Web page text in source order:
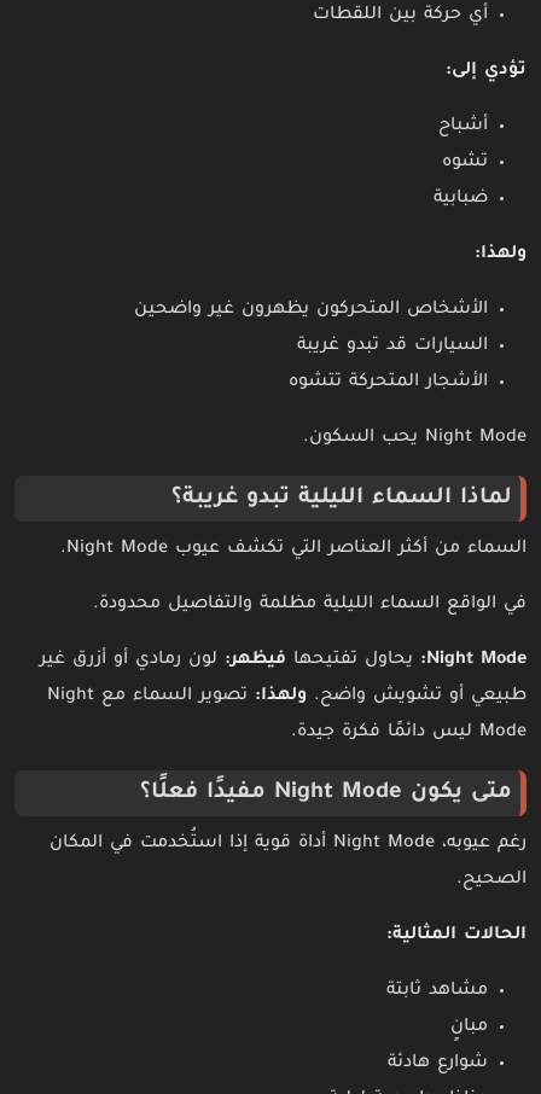
أي حركة بين اللقطات
تؤدي إلى:
أشباح
تشوه
ضبابية
ولهذا:
الأشخاص المتحركون يظهرون غير واضحين
السيارات قد تبدو غريبة
الأشجار المتحركة تتشوه
Night Mode يحب السكون.
لماذا السماء الليلية تبدو غريبة؟
السماء من أكثر العناصر التي تكشف عيوب Night Mode.
في الواقع السماء الليلية مظلمة والتفاصيل محدودة.
Night Mode: يحاول تفتيحها فيظهر: لون رمادي أو أزرق غير
طبيعي أو تشويش واضح. ولهذا:
تصوير السماء مع Night
Mode ليس دائمًا فكرة جيدة.
متى يكون Night Mode مفيدًا فعلًا؟
رغم عيوبه، Night Mode أداة قوية إذا استُخدمت في المكان
الصحيح.
الحالات المثالية:
مشاهد ثابتة
مبانٍ
شوارع هادئة